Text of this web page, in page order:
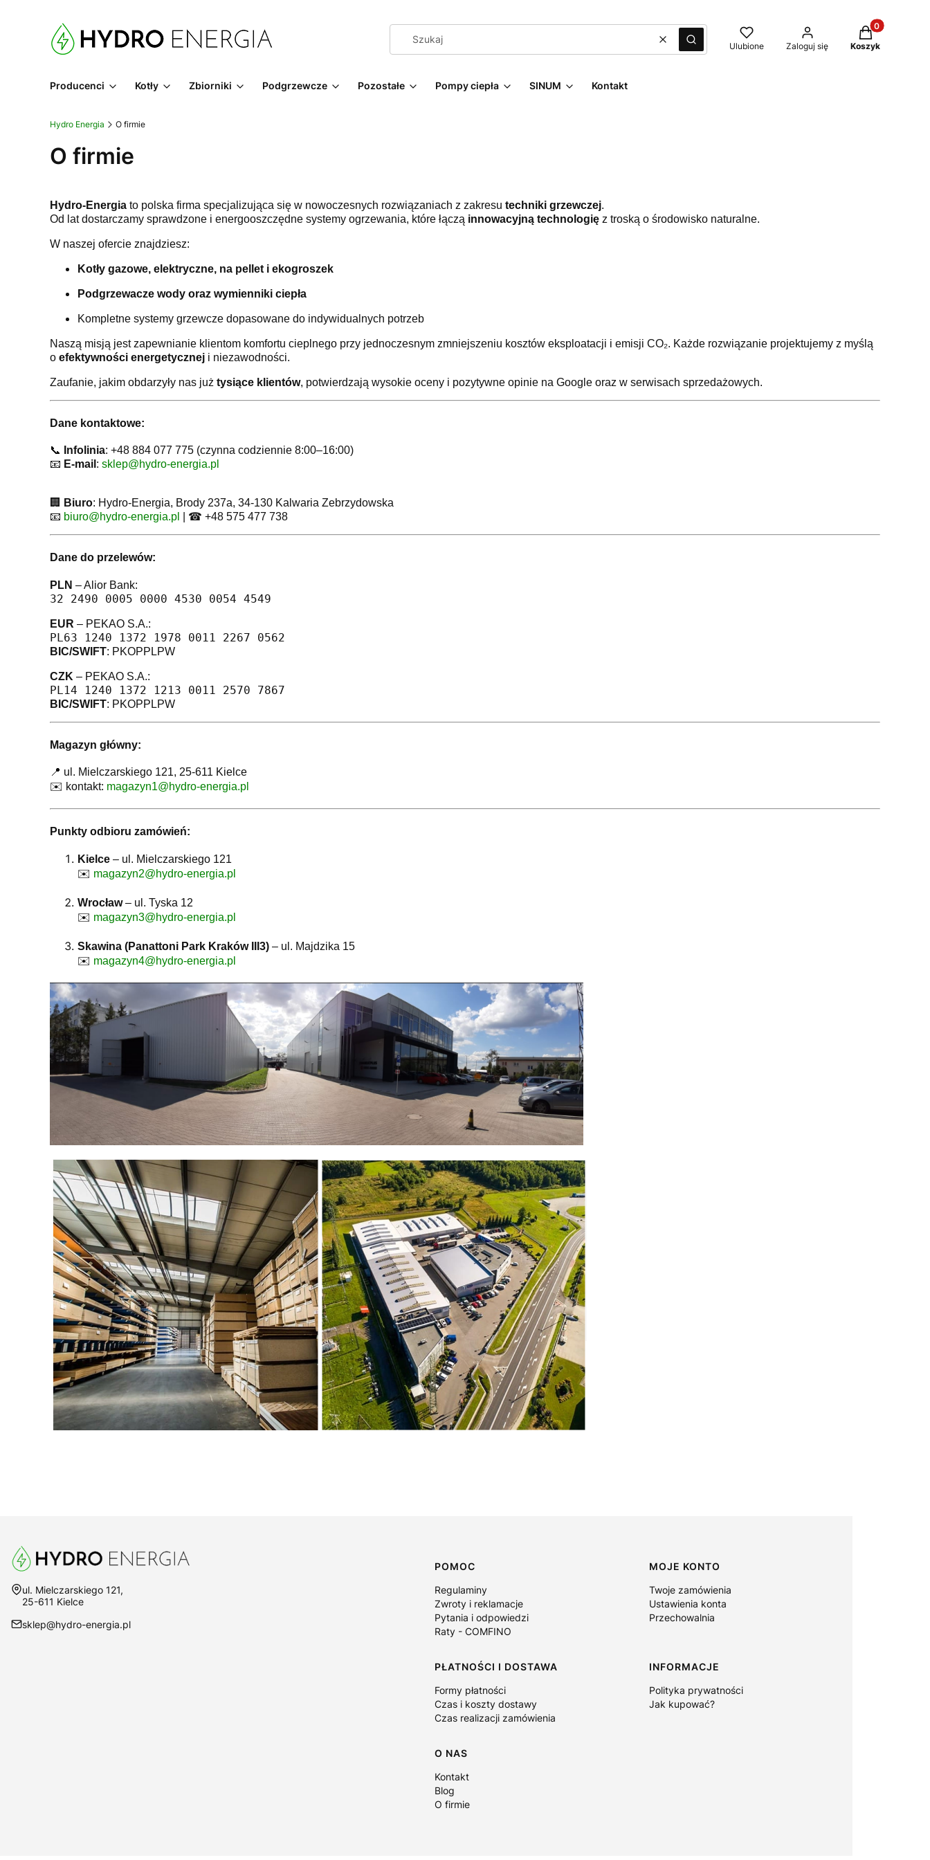
WyczyśćSzukaj Ulubione Zaloguj się
Produkty w
Koszyk
Producenci Kotły Zbiorniki Podgrzewcze Pozostałe Pompy ciepła SINUM Kontakt
Hydro Energia O firmie
O firmie
Hydro-Energia to polska firma specjalizująca się w nowoczesnych rozwiązaniach z zakresu techniki grzewczej.
Od lat dostarczamy sprawdzone i energooszczędne systemy ogrzewania, które łączą innowacyjną technologię z troską o środowisko naturalne.
W naszej ofercie znajdziesz:
Kotły gazowe, elektryczne, na pellet i ekogroszek
Podgrzewacze wody oraz wymienniki ciepła
Kompletne systemy grzewcze dopasowane do indywidualnych potrzeb
Naszą misją jest zapewnianie klientom komfortu cieplnego przy jednoczesnym zmniejszeniu kosztów eksploatacji i emisji CO₂. Każde rozwiązanie projektujemy z myślą
o efektywności energetycznej i niezawodności.
Zaufanie, jakim obdarzyły nas już tysiące klientów, potwierdzają wysokie oceny i pozytywne opinie na Google oraz w serwisach sprzedażowych.
Dane kontaktowe:
📞 Infolinia: +48 884 077 775 (czynna codziennie 8:00–16:00)
📧 E-mail : sklep@hydro-energia.pl
🏢 Biuro: Hydro-Energia, Brody 237a, 34-130 Kalwaria Zebrzydowska
📧 biuro@hydro-energia.pl | ☎ +48 575 477 738
Dane do przelewów:
PLN – Alior Bank:
32 2490 0005 0000 4530 0054 4549
EUR – PEKAO S.A.:
PL63 1240 1372 1978 0011 2267 0562
BIC/SWIFT: PKOPPLPW
CZK – PEKAO S.A.:
PL14 1240 1372 1213 0011 2570 7867
BIC/SWIFT: PKOPPLPW
Magazyn główny:
📍 ul. Mielczarskiego 121, 25-611 Kielce
✉️ kontakt: magazyn1@hydro-energia.pl
Punkty odbioru zamówień:
Kielce – ul. Mielczarskiego 121
✉️ magazyn2@hydro-energia.pl
Wrocław– ul. Tyska 12
✉️ magazyn3@hydro-energia.pl
Skawina (Panattoni Park Kraków III3) – ul. Majdzika 15
✉️ magazyn4@hydro-energia.pl
Adres:
ul. Mielczarskiego 121,
25-611 Kielce
sklep@hydro-energia.pl
Linki w stopce
POMOC
Regulaminy
Zwroty i reklamacje
Pytania i odpowiedzi
Raty - COMFINO
MOJE KONTO
Twoje zamówienia
Ustawienia konta
Przechowalnia
PŁATNOŚCI I DOSTAWA
Formy płatności
Czas i koszty dostawy
Czas realizacji zamówienia
INFORMACJE
Polityka prywatności
Jak kupować?
O NAS
Kontakt
Blog
O firmie